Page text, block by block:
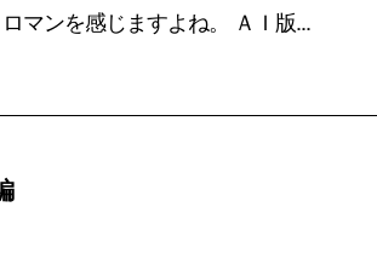
マンを感じますよね。 ＡＩ版...